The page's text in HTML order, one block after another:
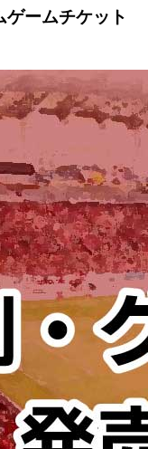
ゲームチケット